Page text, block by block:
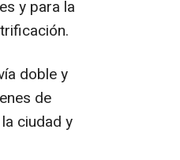
y para la
doble y
de
ciudad y